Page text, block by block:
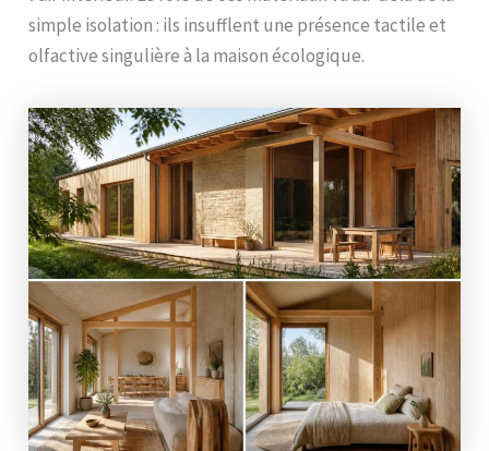
simple isolation : ils insufflent une présence tactile et
olfactive singulière à la maison écologique.